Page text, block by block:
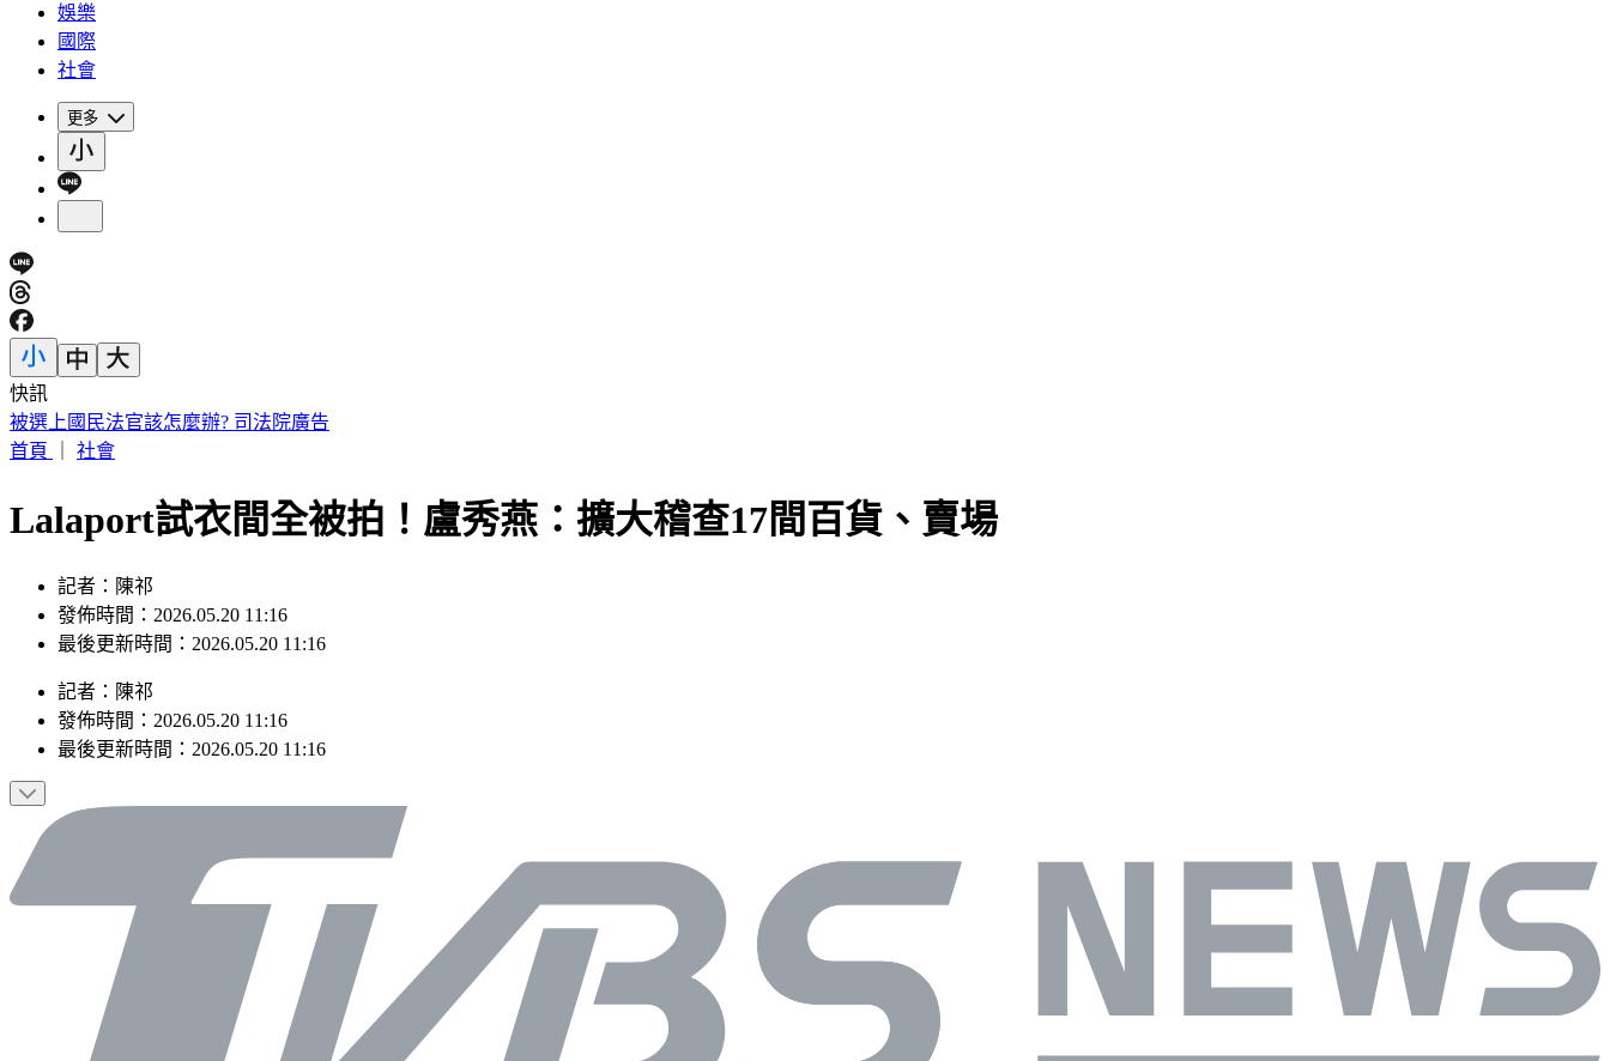
娛樂
國際
社會
更多
快訊
中國出入境新規將上路 陸委會曝「這類人」最危險
首頁
社會
Lalaport試衣間全被拍！盧秀燕：擴大稽查17間百貨、賣場
記者：陳祁
發佈時間：2026.05.20 11:16
最後更新時間：2026.05.20 11:16
記者 ： 陳祁
發佈時間： 2026.05.20 11:16
最後更新時間： 2026.05.20 11:16